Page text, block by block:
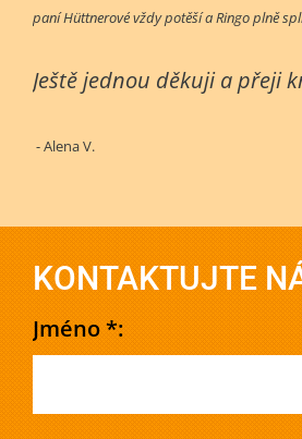
paní Hüttnerové vždy potěší a Ringo plně
Ještě jednou děkuji a přeji
- Alena V.
KONTAKTUJTE
Jméno *: